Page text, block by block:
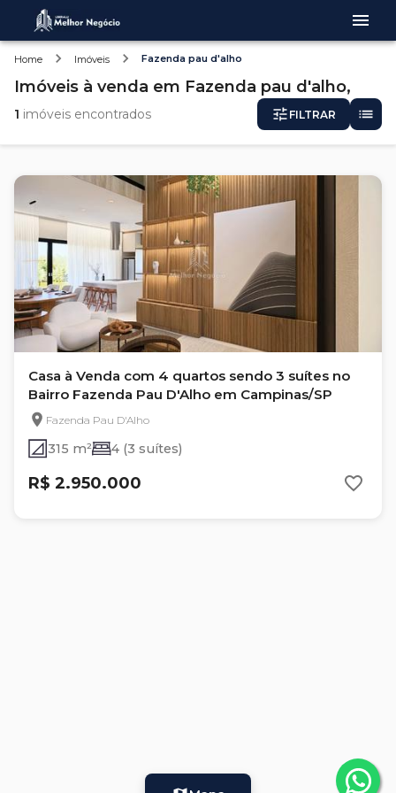
Home Imóveis Fazenda pau d'alho
Imóveis à venda em Fazenda pau d'alho,
1 imóveis encontrados FILTRAR
Casa à Venda com 4 quartos sendo 3 suítes no
Bairro Fazenda Pau D'Alho em Campinas/SP
Fazenda Pau D'Alho
315 m² 4 (3 suítes)
R$ 2.950.000